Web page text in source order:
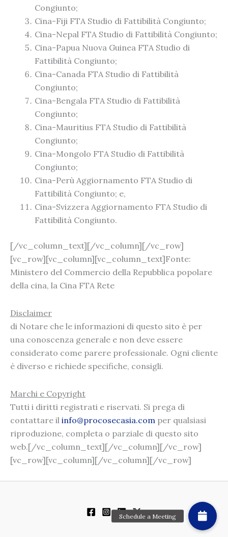
Congiunto;
Cina-Fiji FTA Studio di Fattibilità Congiunto;
Cina-Nepal FTA Studio di Fattibilità Congiunto;
Cina-Papua Nuova Guinea FTA Studio di
Fattibilità Congiunto;
Cina-Canada FTA Studio di Fattibilità
Congiunto;
Cina-Bengala FTA Studio di Fattibilità
Congiunto;
Cina-Mauritius FTA Studio di Fattibilità
Congiunto;
Cina-Mongolo FTA Studio di Fattibilità
Congiunto;
Cina-Perù Aggiornamento FTA Studio di
Fattibilità Congiunto; e,
Cina-Svizzera Aggiornamento FTA Studio di
Fattibilità Congiunto.
[/vc_column_text][/vc_column][/vc_row]
[vc_row][vc_column][vc_column_text]Fonte:
Ministero del Commercio della Repubblica popolare
della cina, la Cina FTA Rete
Disclaimer
di Notare che le informazioni di questo sito è per
una conoscenza generale e non deve essere
considerato come parere professionale. Ogni cliente
è diverso e richiede specifiche, consigli.
Marchi e Copyright
Tutti i diritti registrati e riservati. Si prega di
contattare il info@procosecasia.com per qualsiasi
riproduzione, completa o parziale di questo sito
web.[/vc_column_text][/vc_column][/vc_row]
[vc_row][vc_column][/vc_column][/vc_row]